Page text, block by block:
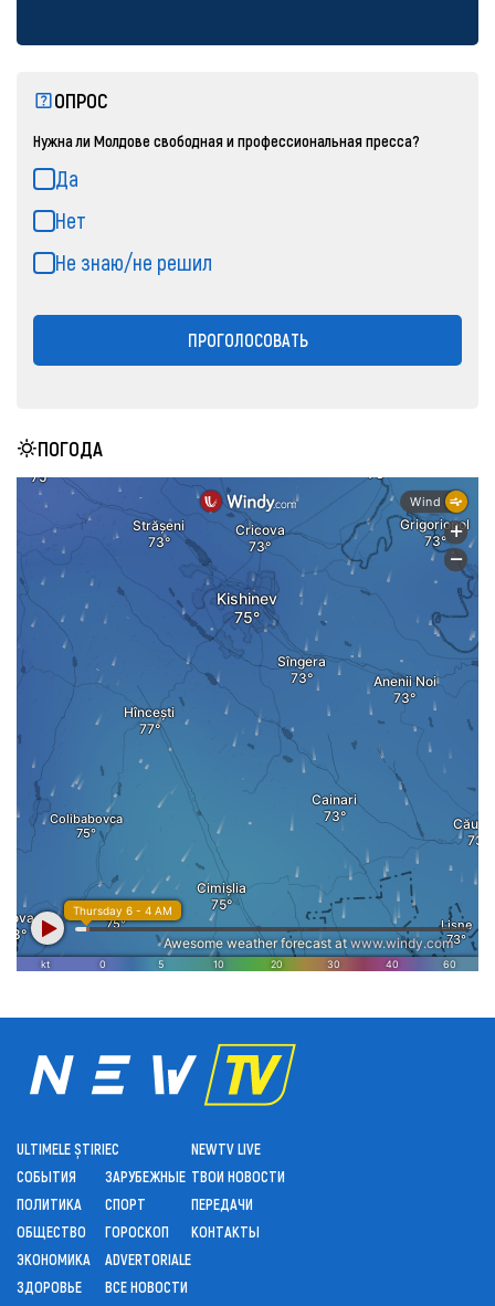
ОПРОС
Нужна ли Молдове свободная и профессиональная пресса?
Да
Нет
Не знаю/не решил
ПРОГОЛОСОВАТЬ
ПОГОДА
ULTIMELE ȘTIRI
СОБЫТИЯ
ПОЛИТИКА
ОБЩЕСТВО
ЭКОНОМИКА
ЗДОРОВЬЕ
ЕС
ЗАРУБЕЖНЫЕ
СПОРТ
ГОРОСКОП
ADVERTORIALE
ВСЕ НОВОСТИ
NEWTV LIVE
ТВОИ НОВОСТИ
ПЕРЕДАЧИ
КОНТАКТЫ